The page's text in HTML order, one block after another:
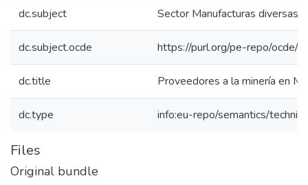
dc.subject Sector Manufacturas diversas
dc.subject.ocde https://purl.org/pe-repo/ocde/
dc.title Proveedores a la minería en
dc.type info:eu-repo/semantics/
Files
Original bundle